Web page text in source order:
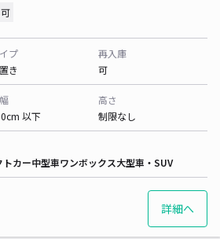
プ
き
再入庫
可
以下
高さ
制限なし
トカー中型車ワンボックス大型車・SUV
詳細へ